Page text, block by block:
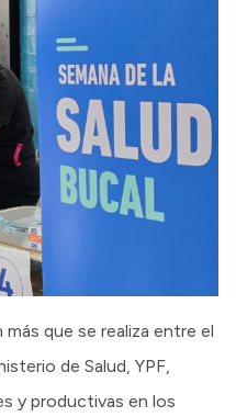
que se realiza entre el
de Salud, YPF,
y productivas en los